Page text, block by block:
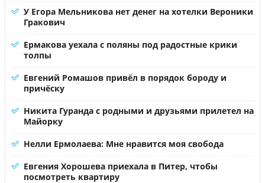
У Егора Мельникова нет денег на хотелки Вероники
Гракович
Ермакова уехала с поляны под радостные крики
толпы
Евгений Ромашов привёл в порядок бороду и
причёску
Никита Гуранда с родными и друзьями прилетел на
Майорку
Нелли Ермолаева: Мне нравится моя свобода
Евгения Хорошева приехала в Питер, чтобы
посмотреть квартиру